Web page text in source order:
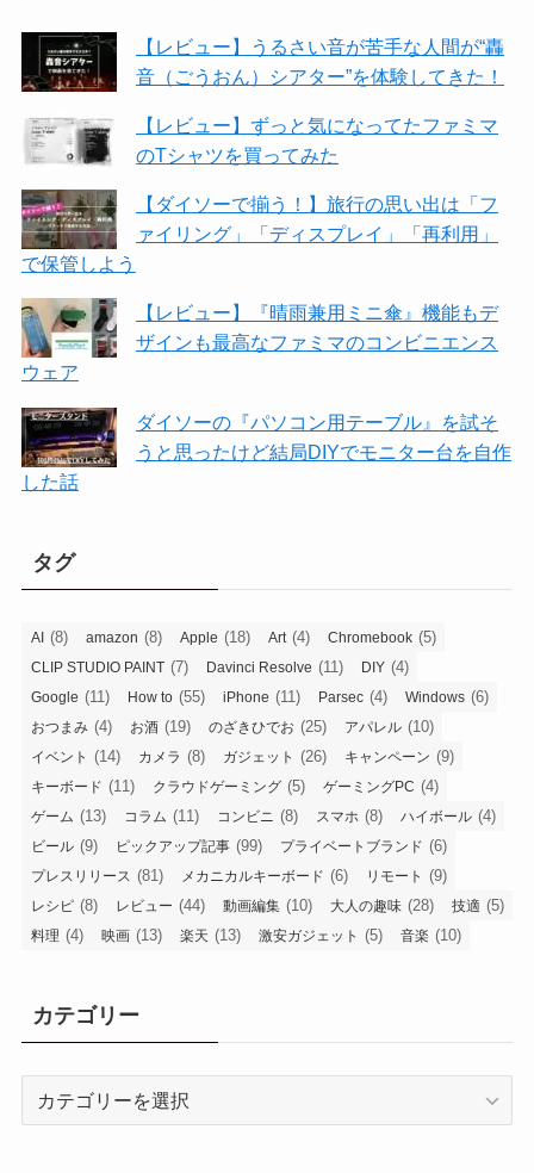
【レビュー】うるさい音が苦手な人間が“轟
音（ごうおん）シアター”を体験してきた！
【レビュー】ずっと気になってたファミマ
のTシャツを買ってみた
【ダイソーで揃う！】旅行の思い出は「フ
ァイリング」「ディスプレイ」「再利用」
で保管しよう
【レビュー】『晴雨兼用ミニ傘』機能もデ
ザインも最高なファミマのコンビニエンス
ウェア
ダイソーの『パソコン用テーブル』を試そ
うと思ったけど結局DIYでモニター台を自作
した話
タグ
AI (8) amazon (8) Apple (18) Art (4) Chromebook (5)
CLIP STUDIO PAINT (7) Davinci Resolve (11) DIY (4)
Google (11) How to (55) iPhone (11) Parsec (4) Windows (6)
おつまみ (4) お酒 (19) のざきひでお (25) アパレル (10)
イベント (14) カメラ (8) ガジェット (26) キャンペーン (9)
キーボード (11) クラウドゲーミング (5) ゲーミングPC (4)
ゲーム (13) コラム (11) コンビニ (8) スマホ (8) ハイボール (4)
ビール (9) ピックアップ記事 (99) プライベートブランド (6)
プレスリリース (81) メカニカルキーボード (6) リモート (9)
レシピ (8) レビュー (44) 動画編集 (10) 大人の趣味 (28) 技適 (5)
料理 (4) 映画 (13) 楽天 (13) 激安ガジェット (5) 音楽 (10)
カテゴリー